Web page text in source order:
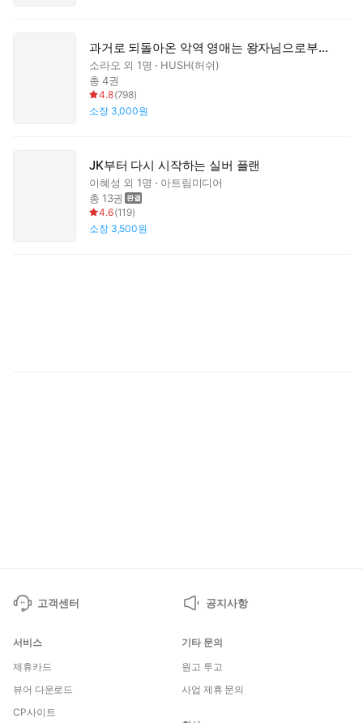
과거로 되돌아온 악역 영애는 왕자님으로부터 도망치려 합니다
소라오 외 1명
HUSH(허쉬)
총 4권
4.8(798)
소장 3,000원
JK부터 다시 시작하는 실버 플랜
이혜성 외 1명
아트림미디어
총 13권
4.6(119)
소장 3,500원
고객센터 공지사항
서비스
제휴카드
뷰어 다운로드
CP사이트
기타 문의
원고 투고
사업 제휴 문의